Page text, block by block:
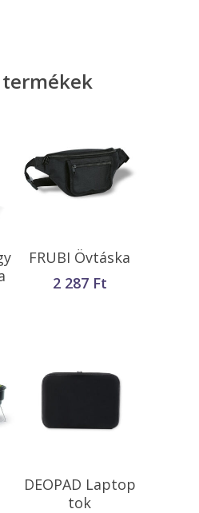
termékek
Kosárba
FRUBI Övtáska
2 287 Ft
Kosárba
Teszem
DEOPAD Laptop
tok